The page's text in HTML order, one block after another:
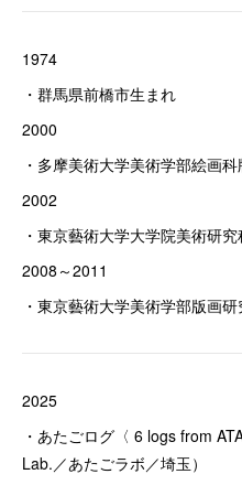
1974
・群馬県前橋市生まれ
2000
・多摩美術大学美術学部絵画
2002
・東京藝術大学大学院美術研
2008～2011
・東京藝術大学美術学部版画
2025
・あたごログ〈 6 logs from
Lab.／あたごラボ／埼玉）